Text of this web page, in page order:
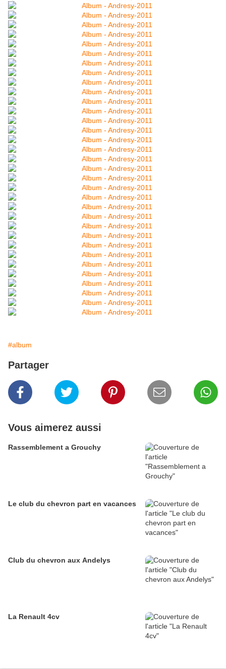
#album
Partager
Vous aimerez aussi
Rassemblement a Grouchy
Le club du chevron part en vacances
Club du chevron aux Andelys
La Renault 4cv